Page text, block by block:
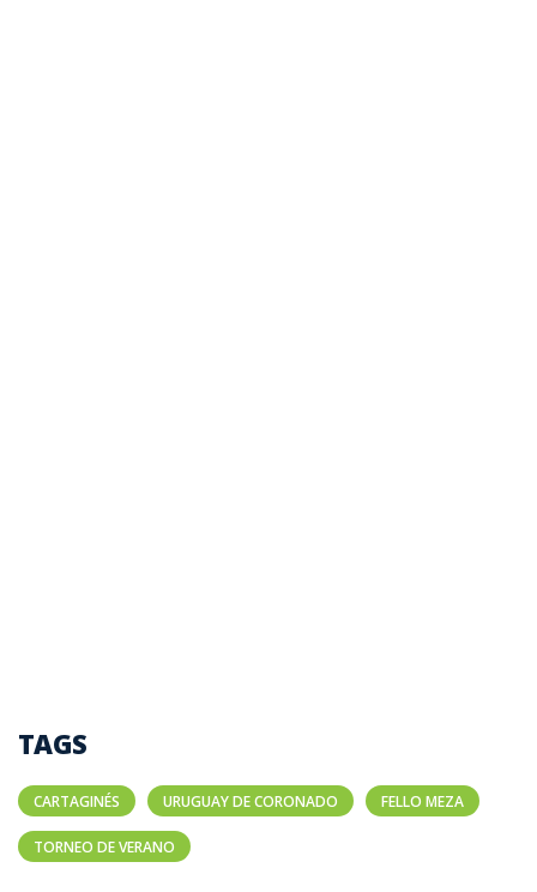
TAGS
CARTAGINÉS URUGUAY DE CORONADO FELLO MEZA
TORNEO DE VERANO